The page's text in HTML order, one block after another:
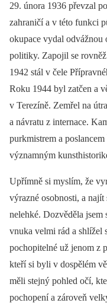
29. února 1936 převzal
zahraničí a v této funkci
okupace vydal odvážnou
politiky. Zapojil se
1942 stál v čele
Roku 1944 byl zatčen a
v Terezíně. Zemřel na
a návratu z internace.
purkmistrem a
významným
Upřímně si myslím, že
výrazné osobnosti, a
nelehké. Dozvěděla jsem
vnuka velmi rád a shlížel
pochopitelné už jenom z
kteří si byli v dospělém
měli stejný pohled očí,
pochopení a zároveň